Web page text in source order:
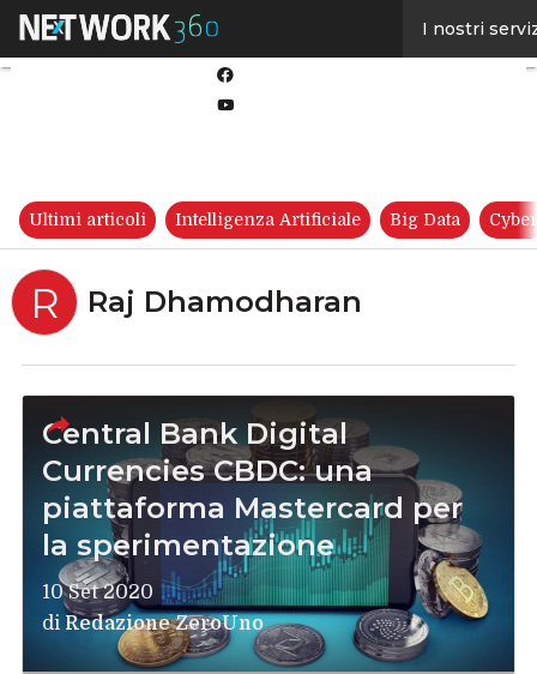
I nostri
Ultimi articoli Intelligenza Artificiale Big Data
R Raj Dhamodharan
Central Bank Digital
Currencies CBDC: una
piattaforma Mastercard per
la sperimentazione
10 Set 2020
di Redazione ZeroUno